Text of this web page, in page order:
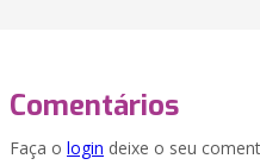
Comentários
Faça o login deixe o seu